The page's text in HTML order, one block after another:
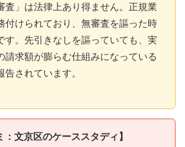
査」は法律上あり得ません。正規業
付けられており、無審査を謳った時
す。先引きなしを謳っていても、実
請求額が膨らむ仕組みになっている
されています。
文京区のケーススタディ】